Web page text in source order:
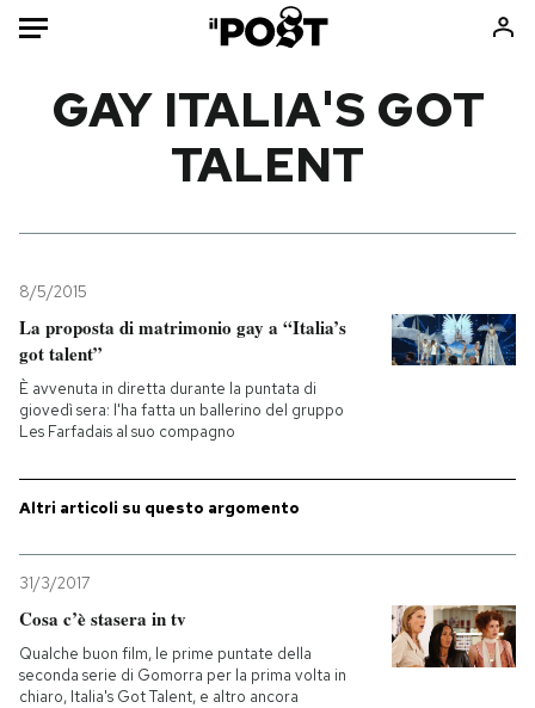
Mondo
Tecnologia
Internet
Cultura
Economia
Sport
Libri
Ok Boomer!
Europa
Mondiali calcio 2026
PODCAST
NEWSLETTER
GAY ITALIA'S GOT
TALENT
8/5/2015
La proposta di matrimonio gay a “Italia’s
got talent”
È avvenuta in diretta durante la puntata di
giovedì sera: l'ha fatta un ballerino del gruppo
Les Farfadais al suo compagno
Altri articoli su questo argomento
31/3/2017
Cosa c’è stasera in tv
Qualche buon film, le prime puntate della
seconda serie di Gomorra per la prima volta in
chiaro, Italia's Got Talent, e altro ancora